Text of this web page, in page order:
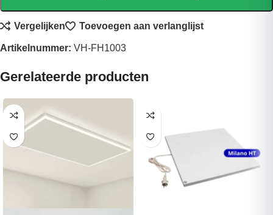
Vergelijken Toevoegen aan verlanglijst
Artikelnummer: VH-FH1003
Gerelateerde producten